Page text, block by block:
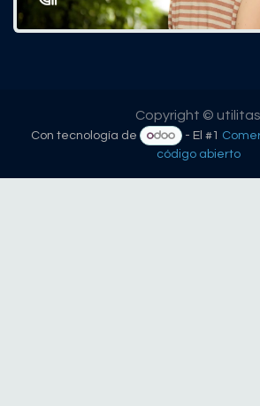
Copyright © utilitas
Con tecnología de - El #1
código abierto